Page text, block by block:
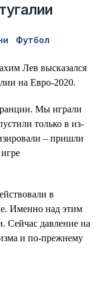
Футбол
Лев высказался
на Евро-2020.
Мы играли
только в из-
– пришли
в
Именно над этим
Сейчас давление на
и по-прежнему